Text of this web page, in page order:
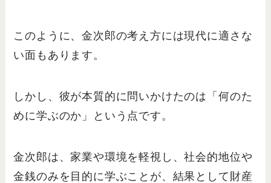
このように、金次郎の考え方には現代に適さな
い面もあります。
しかし、彼が本質的に問いかけたのは「何のた
めに学ぶのか」という点です。
金次郎は、家業や環境を軽視し、社会的地位や
金銭のみを目的に学ぶことが、結果として財産